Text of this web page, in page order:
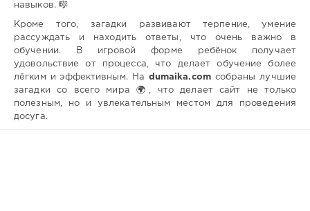
навыков. 🎼
Кроме того, загадки развивают терпение, умение
рассуждать и находить ответы, что очень важно в
обучении. В игровой форме ребёнок получает
удовольствие от процесса, что делает обучение более
лёгким и эффективным. На dumaika.comсобраны лучшие
загадки со всего мира 🌍, что делает сайт не только
полезным, но и увлекательным местом для проведения
досуга.